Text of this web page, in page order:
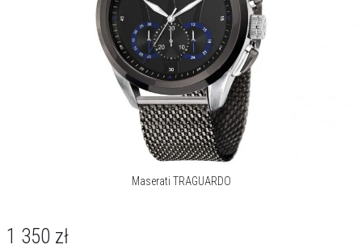
Maserati TRAGUARDO
1 350 zł